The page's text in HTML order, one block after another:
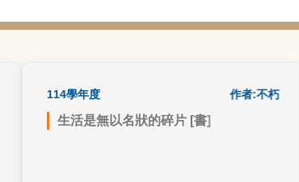
114學年度 作者:不朽
生活是無以名狀的碎片 [書]
書籍心得